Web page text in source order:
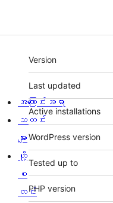
Meta
Version
Last updated
Active installations
WordPress version
Tested up to
PHP version
အကြောင်းအရာ
သတင်း
များ
ဟို့
စ
တင်း